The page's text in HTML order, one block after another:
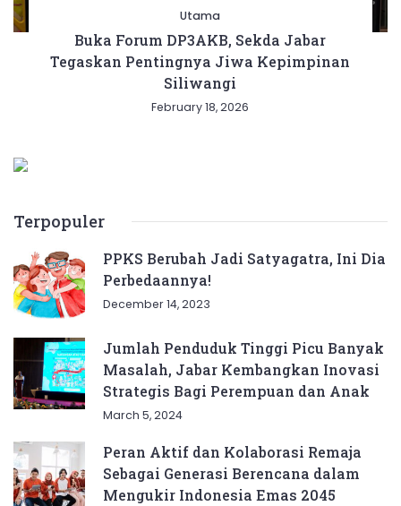
Utama
Buka Forum DP3AKB, Sekda Jabar
Tegaskan Pentingnya Jiwa Kepimpinan
Siliwangi
February 18, 2026
Terpopuler
PPKS Berubah Jadi Satyagatra, Ini Dia
Perbedaannya!
December 14, 2023
Jumlah Penduduk Tinggi Picu Banyak
Masalah, Jabar Kembangkan Inovasi
Strategis Bagi Perempuan dan Anak
March 5, 2024
Peran Aktif dan Kolaborasi Remaja
Sebagai Generasi Berencana dalam
Mengukir Indonesia Emas 2045